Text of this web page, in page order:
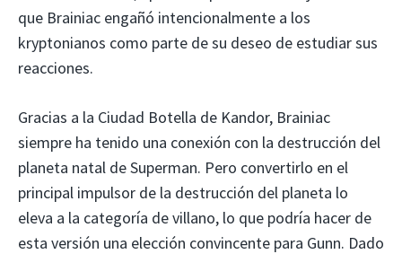
que Brainiac engañó intencionalmente a los
kryptonianos como parte de su deseo de estudiar sus
reacciones.
Gracias a la Ciudad Botella de Kandor, Brainiac
siempre ha tenido una conexión con la destrucción del
planeta natal de Superman. Pero convertirlo en el
principal impulsor de la destrucción del planeta lo
eleva a la categoría de villano, lo que podría hacer de
esta versión una elección convincente para Gunn. Dado